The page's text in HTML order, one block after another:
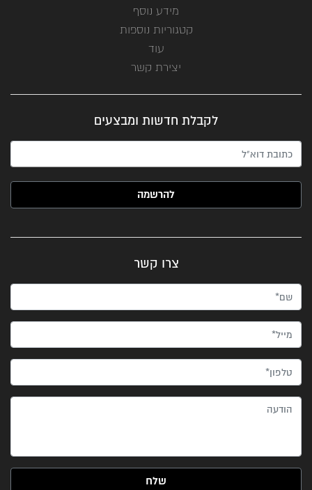
מידע נוסף
קטגוריות נוספות
עוד
יצירת קשר
לקבלת חדשות ומבצעים
האימייל שלך (חובה)
צרו קשר